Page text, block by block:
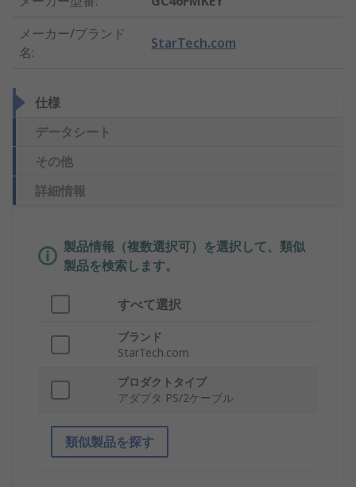
メーカー/ブランド
名:
StarTech.com
仕様
データシート
その他
詳細情報
製品情報（複数選択可）を選択して、類似
製品を検索します。
すべて選択
ブランド
StarTech.com
プロダクトタイプ
アダプタ PS/2ケーブル
類似製品を探す